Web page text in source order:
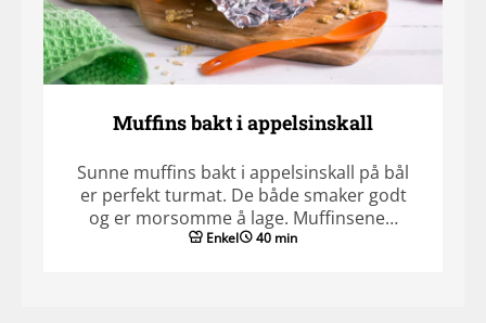
Muffins bakt i appelsinskall
Sunne muffins bakt i appelsinskall på bål
er perfekt turmat. De både smaker godt
og er morsomme å lage. Muffinsene…
Enkel 40 min